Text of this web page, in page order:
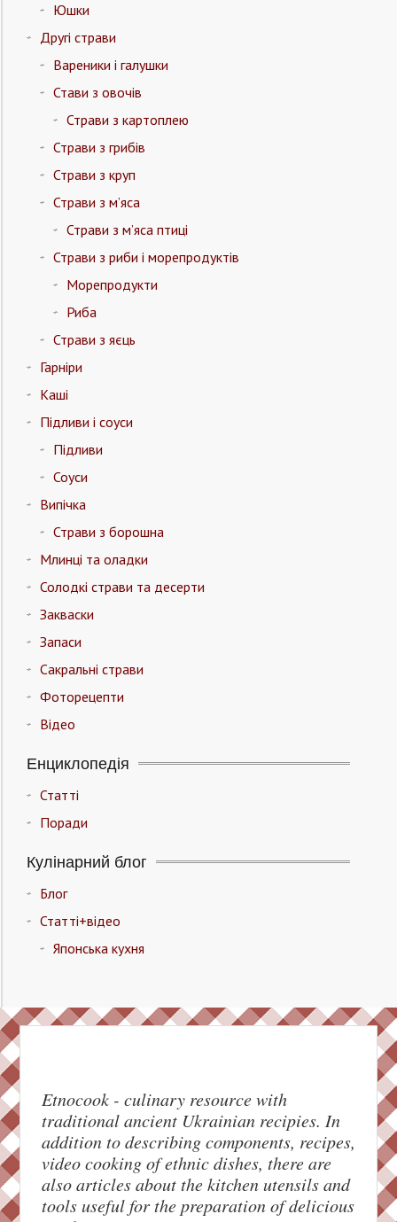
Юшки
Другі страви
Вареники і галушки
Стави з овочів
Страви з картоплею
Страви з грибів
Страви з круп
Страви з м’яса
Страви з м’яса птиці
Страви з риби і морепродуктів
Морепродукти
Риба
Страви з яєць
Гарніри
Каші
Підливи і соуси
Підливи
Соуси
Випічка
Страви з борошна
Млинці та оладки
Солодкі страви та десерти
Закваски
Запаси
Сакральні страви
Фоторецепти
Відео
Енциклопедія
Статті
Поради
Кулінарний блог
Блог
Статті+відео
Японська кухня
Etnocook - culinary resource with
traditional ancient Ukrainian recipies. In
addition to describing components, recipes,
video cooking of ethnic dishes, there are
also articles about the kitchen utensils and
tools useful for the preparation of delicious